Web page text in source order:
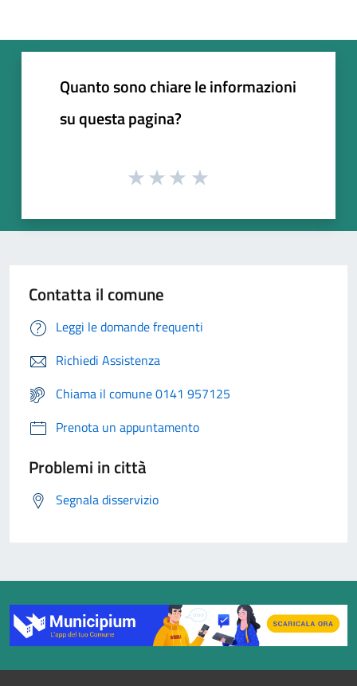
Quanto sono chiare le informazioni
su questa pagina?
Contatta il comune
Leggi le domande frequenti
Richiedi Assistenza
Chiama il comune 0141 957125
Prenota un appuntamento
Problemi in città
Segnala disservizio